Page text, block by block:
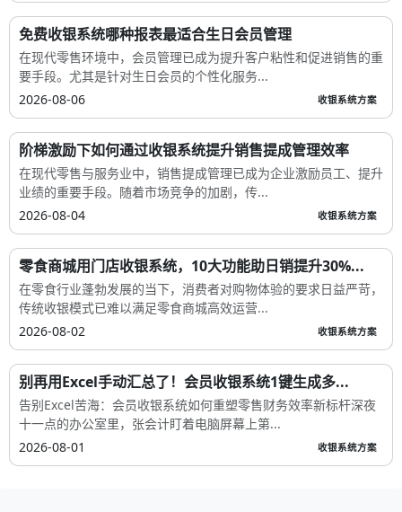
免费收银系统哪种报表最适合生日会员管理
在现代零售环境中，会员管理已成为提升客户粘性和促进销售的重
要手段。尤其是针对生日会员的个性化服务...
2026-08-06
收银系统方案
阶梯激励下如何通过收银系统提升销售提成管理效率
在现代零售与服务业中，销售提成管理已成为企业激励员工、提升
业绩的重要手段。随着市场竞争的加剧，传...
2026-08-04
收银系统方案
零食商城用门店收银系统，10大功能助日销提升30%...
在零食行业蓬勃发展的当下，消费者对购物体验的要求日益严苛，
传统收银模式已难以满足零食商城高效运营...
2026-08-02
收银系统方案
别再用Excel手动汇总了！会员收银系统1键生成多...
告别Excel苦海：会员收银系统如何重塑零售财务效率新标杆深夜
十一点的办公室里，张会计盯着电脑屏幕上第...
2026-08-01
收银系统方案